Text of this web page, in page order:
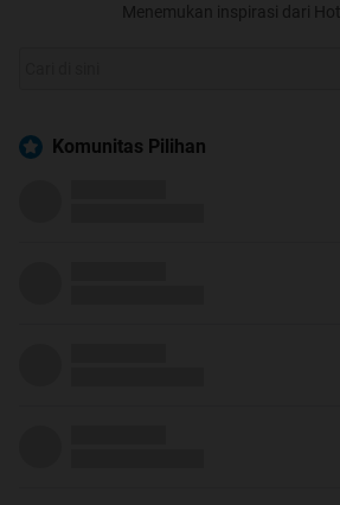
Menemukan inspirasi dari
Komunitas Pilihan